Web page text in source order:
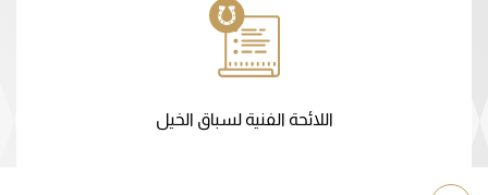
اللائحة الفنية لسباق الخيل